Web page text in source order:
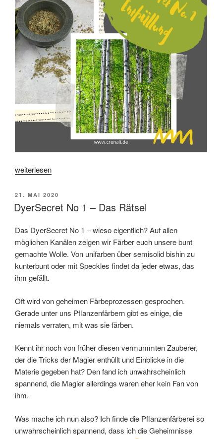
„DyerSecret
1
–
Die
Enthüllung“
weiterlesen
VERÖFFENTLICHT
AM
21. MAI 2020
DyerSecret No 1 – Das Rätsel
Das DyerSecret No 1 – wieso eigentlich? Auf allen
möglichen Kanälen zeigen wir Färber euch unsere bunt
gemachte Wolle. Von unifarben über semisolid bishin zu
kunterbunt oder mit Speckles findet da jeder etwas, das
ihm gefällt.
Oft wird von geheimen Färbeprozessen gesprochen.
Gerade unter uns Pflanzenfärbern gibt es einige, die
niemals verraten, mit was sie färben.
Kennt ihr noch von früher diesen vermummten Zauberer,
der die Tricks der Magier enthüllt und Einblicke in die
Materie gegeben hat? Den fand ich unwahrscheinlich
spannend, die Magier allerdings waren eher kein Fan von
ihm.
Was mache ich nun also? Ich finde die Pflanzenfärberei so
unwahrscheinlich spannend, dass ich die Geheimnisse